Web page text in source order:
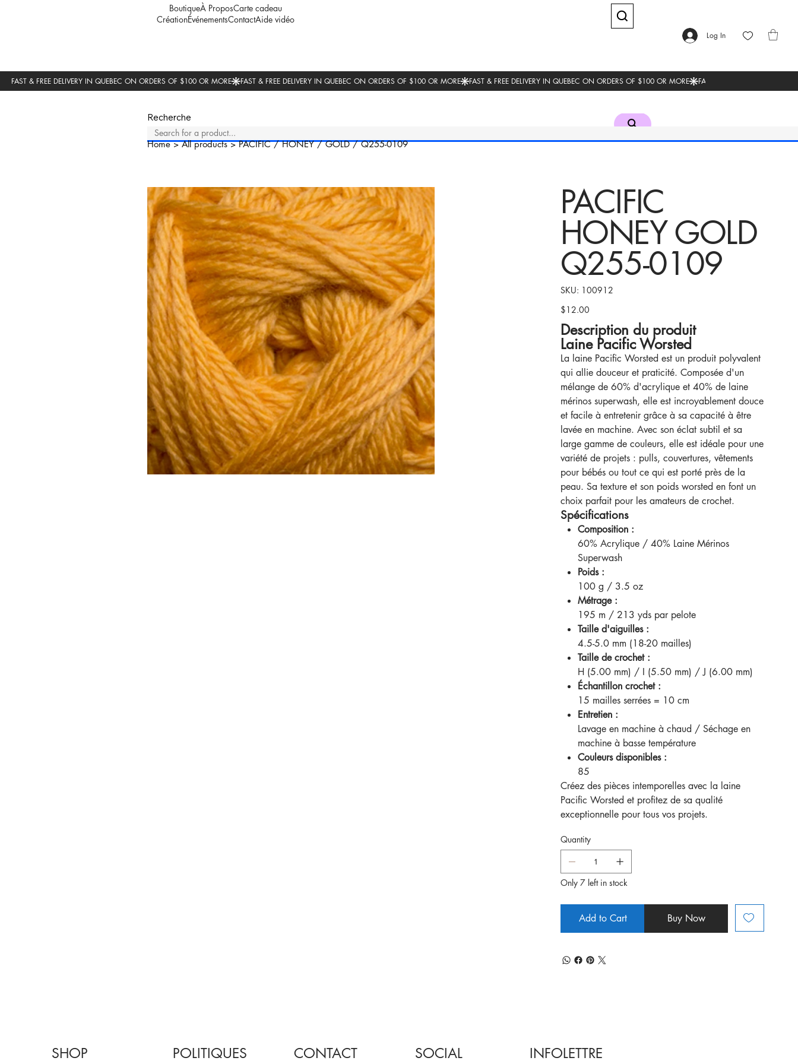
BoutiqueÀ ProposCarte cadeau
CréationÉvénementsContactAide vidéo
Log In
Recherche
Home>All products>PACIFIC / HONEY / GOLD / Q255-0109
PACIFIC
HONEY GOLD
Q255-0109
SKU:
SKU
100912
100912
Price
$12.00
Description du produit
Laine Pacific Worsted
La laine Pacific Worsted est un produit polyvalent
qui allie douceur et praticité. Composée d'un
mélange de 60% d'acrylique et 40% de laine
mérinos superwash, elle est incroyablement douce
et facile à entretenir grâce à sa capacité à être
lavée en machine. Avec son éclat subtil et sa
large gamme de couleurs, elle est idéale pour une
variété de projets : pulls, couvertures, vêtements
pour bébés ou tout ce qui est porté près de la
peau. Sa texture et son poids worsted en font un
choix parfait pour les amateurs de crochet.
Spécifications
Composition :
60% Acrylique / 40% Laine Mérinos
Superwash
Poids :
100 g / 3.5 oz
Métrage :
195 m / 213 yds par pelote
Taille d'aiguilles :
4.5-5.0 mm (18-20 mailles)
Taille de crochet :
H (5.00 mm) / I (5.50 mm) / J (6.00 mm)
Échantillon crochet :
15 mailles serrées = 10 cm
Entretien :
Lavage en machine à chaud / Séchage en
machine à basse température
Couleurs disponibles :
85
Créez des pièces intemporelles avec la laine
Pacific Worsted et profitez de sa qualité
exceptionnelle pour tous vos projets.
Quantity
Only 7 left in stock
Add to Cart Buy Now
SHOP POLITIQUES CONTACT SOCIAL INFOLETTRE